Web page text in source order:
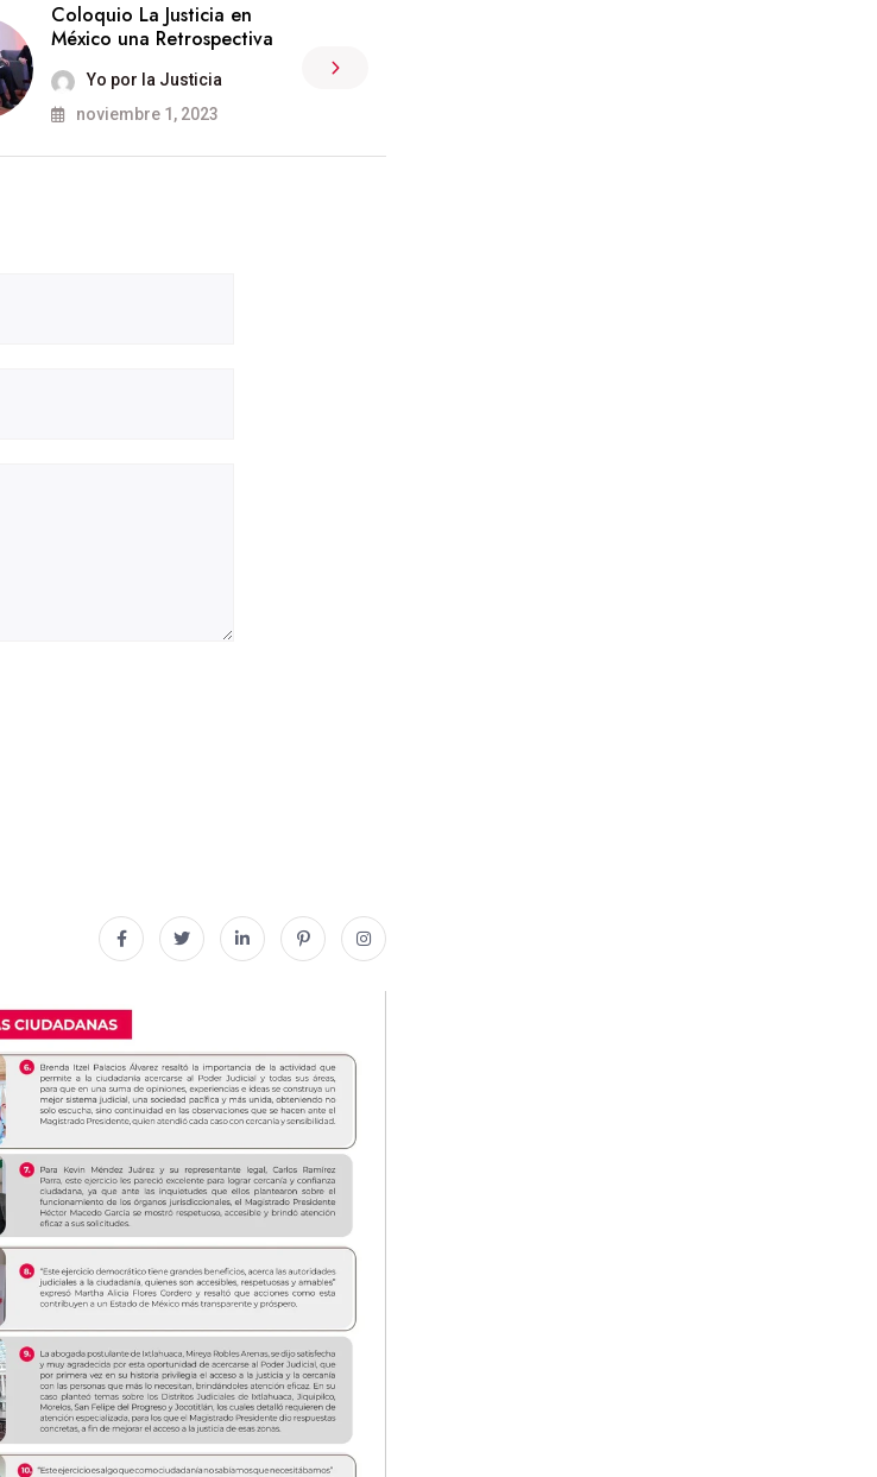
Coloquio La Justicia en
México una Retrospectiva
Yo por la Justicia
noviembre 1, 2023